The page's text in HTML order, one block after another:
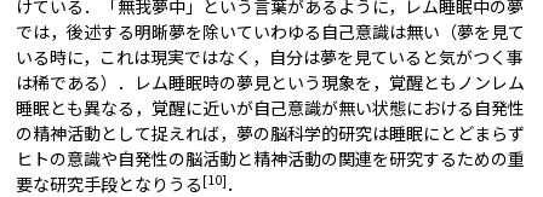
けている．「無我夢中」という言葉があるように，レム睡眠中の夢
では，後述する明晰夢を除いていわゆる自己意識は無い（夢を見て
いる時に，これは現実ではなく，自分は夢を見ていると気がつく事
は稀である）．レム睡眠時の夢見という現象を，覚醒ともノンレム
睡眠とも異なる，覚醒に近いが自己意識が無い状態における自発性
の精神活動として捉えれば，夢の脳科学的研究は睡眠にとどまらず
ヒトの意識や自発性の脳活動と精神活動の関連を研究するための重
要な研究手段となりうる [10] ．